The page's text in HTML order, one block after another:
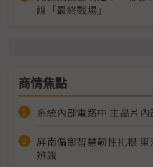
線「最終戰場」
商情焦點
系統內部電路中 主晶片
屏南偏鄉智慧韌性扎根
辨識